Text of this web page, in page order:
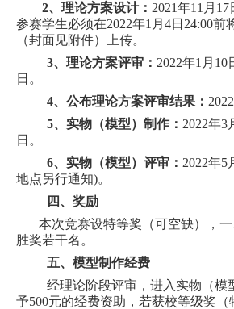
2、理论方案设计： 2021年11月17
参赛学生必须在2022年1月4日24:00前
（封面见附件）上传。
3、理论方案评审： 2022年1月10
日。
4、公布理论方案评审结果： 2022
5、实物（模型）制作： 2022年3
日 。
6、实物（模型）评审： 2022年5
地点另行通知)。
四、奖励
本次竞赛设特等奖（可空缺），
胜奖若干名。
五、模型制作经费
经理论阶段评审，进入实物（模
予500元的经费资助，若获校等级奖（